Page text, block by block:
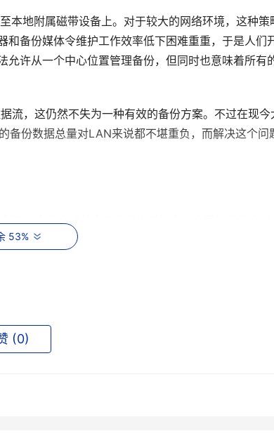
地附属磁带设备上。对于较大的网络环境，这种策
备份媒体令维护工作效率低下困难重重，于是人们
许从一个中心位置管理备份，但同时也意味着所有
，这仍然不失为一种有效的备份方案。不过在现今
备份数据总量对LAN来说都不堪重负，而解决这个问
一个集中式共享备份和恢复地点，它既提供集中式
无LAN备份通过专用的通往网络服务器的链路，采
配器，该适配器连接光纤通道集线器或交换机，而
有服务器的一个集中备份地点，所有的备份数据都
53%
(0)